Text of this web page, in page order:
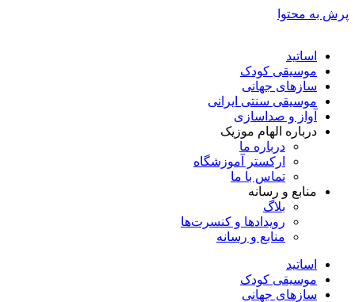
پرش به محتوا
اساتید
موسیقی کودک
سازهای جهانی
موسیقی سنتی ایرانی
آواز و صداسازی
درباره الهام موزیک
درباره ما
ارکستر آموزشگاه
تماس با ما
منابع و رسانه
بلاگ
رویدادها و کنسرت‌ها
منابع و رسانه
اساتید
موسیقی کودک
سازهای جهانی